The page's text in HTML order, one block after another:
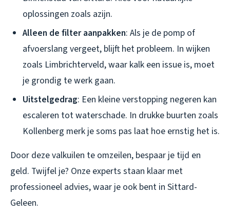
oplossingen zoals azijn.
Alleen de filter aanpakken: Als je de pomp of
afvoerslang vergeet, blijft het probleem. In wijken
zoals Limbrichterveld, waar kalk een issue is, moet
je grondig te werk gaan.
Uitstelgedrag: Een kleine verstopping negeren kan
escaleren tot waterschade. In drukke buurten zoals
Kollenberg merk je soms pas laat hoe ernstig het is.
Door deze valkuilen te omzeilen, bespaar je tijd en
geld. Twijfel je? Onze experts staan klaar met
professioneel advies, waar je ook bent in Sittard-
Geleen.